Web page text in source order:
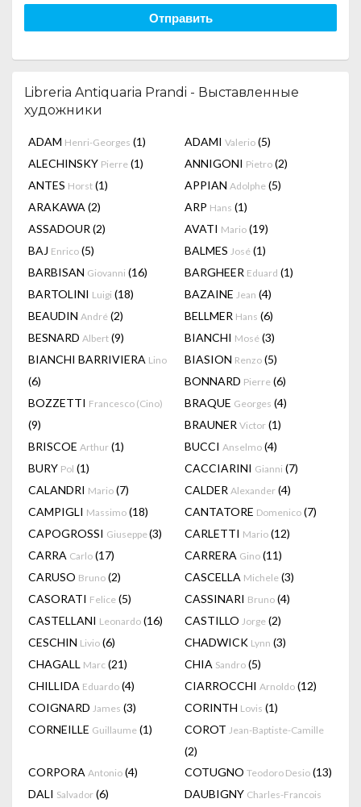
Отправить
Libreria Antiquaria Prandi - Выставленные
художники
ADAM Henri-Georges (1) ADAMI Valerio (5)
ALECHINSKY Pierre (1) ANNIGONI Pietro (2)
ANTES Horst (1) APPIAN Adolphe (5)
ARAKAWA (2) ARP Hans (1)
ASSADOUR (2) AVATI Mario (19)
BAJ Enrico (5) BALMES José (1)
BARBISAN Giovanni (16) BARGHEER Eduard (1)
BARTOLINI Luigi (18) BAZAINE Jean (4)
BEAUDIN André (2) BELLMER Hans (6)
BESNARD Albert (9) BIANCHI Mosé (3)
BIANCHI BARRIVIERA Lino
(6)
BIASION Renzo (5)
BONNARD Pierre (6)
BOZZETTI Francesco (Cino)
(9)
BRAQUE Georges (4)
BRAUNER Victor (1)
BRISCOE Arthur (1) BUCCI Anselmo (4)
BURY Pol (1) CACCIARINI Gianni (7)
CALANDRI Mario (7) CALDER Alexander (4)
CAMPIGLI Massimo (18) CANTATORE Domenico (7)
CAPOGROSSI Giuseppe(3) CARLETTI Mario (12)
CARRA Carlo (17) CARRERA Gino (11)
CARUSO Bruno (2) CASCELLA Michele (3)
CASORATI Felice (5) CASSINARI Bruno (4)
CASTELLANI Leonardo (16) CASTILLO Jorge (2)
CESCHIN Livio (6) CHADWICK Lynn (3)
CHAGALL Marc (21) CHIA Sandro (5)
CHILLIDA Eduardo (4) CIARROCCHI Arnoldo (12)
COIGNARD James (3) CORINTH Lovis (1)
CORNEILLE Guillaume (1) COROT Jean-Baptiste-Camille
(2)
CORPORA Antonio (4) COTUGNO Teodoro Desio (13)
DALI Salvador (6) DAUBIGNY Charles-Francois